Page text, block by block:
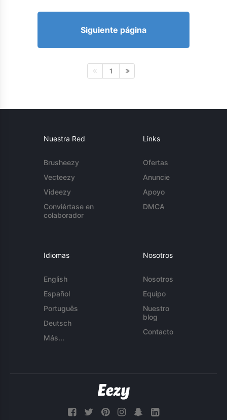
Siguiente página
1
Nuestra Red
Brusheezy
Vecteezy
Videezy
Conviértase en
colaborador
Links
Ofertas
Anuncie
Apoyo
DMCA
Idiomas
English
Español
Português
Deutsch
Más...
Nosotros
Nosotros
Equipo
Nuestro
blog
Contacto